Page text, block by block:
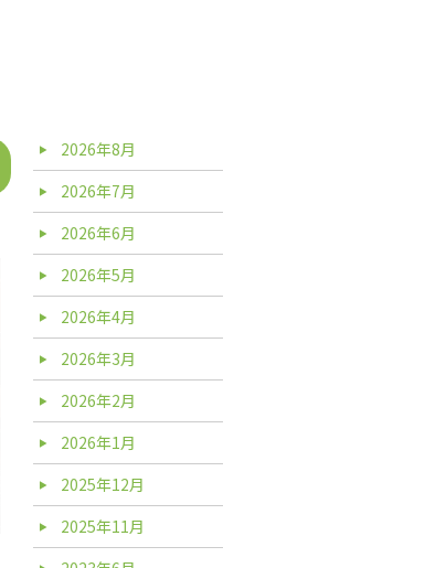
2026年8月
2026年7月
2026年6月
2026年5月
2026年4月
2026年3月
2026年2月
2026年1月
2025年12月
2025年11月